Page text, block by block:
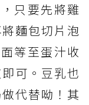
只要先將雞
麵包切片泡
等至蛋汁收
可。豆乳也
代替呦！其